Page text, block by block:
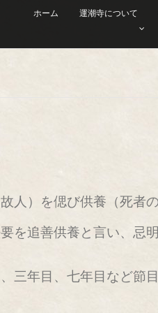
ホーム 運潮寺について
人）を偲び供養（死者
を追善供養と言い、忌
三年目、七年目など節